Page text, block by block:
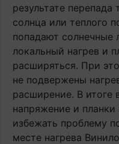
результате перепада
солнца или теплого
попадают солнечные
локальный нагрев и
расширяться. При
не подвержены
расширение. В итоге
напряжение и
избежать проблему
месте нагрева